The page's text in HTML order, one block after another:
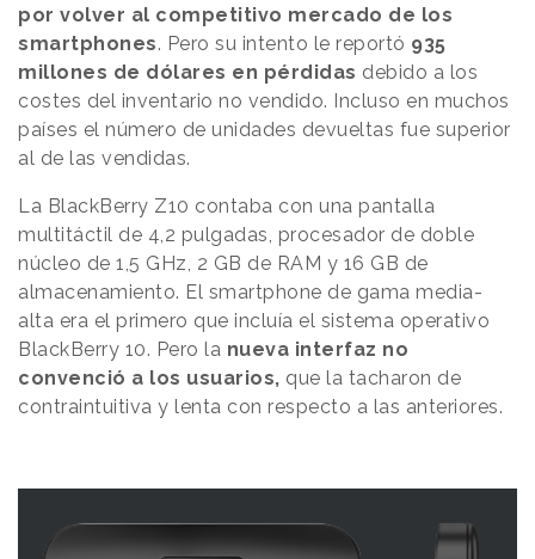
por volver al competitivo mercado de los
smartphones. Pero su intento le reportó 935
millones de dólares en pérdidas debido a los
costes del inventario no vendido. Incluso en muchos
países el número de unidades devueltas fue superior
al de las vendidas.
La BlackBerry Z10 contaba con una pantalla
multitáctil de 4,2 pulgadas, procesador de doble
núcleo de 1,5 GHz, 2 GB de RAM y 16 GB de
almacenamiento. El smartphone de gama media-
alta era el primero que incluía el sistema operativo
BlackBerry 10. Pero la nueva interfaz no
convenció a los usuarios, que la tacharon de
contraintuitiva y lenta con respecto a las anteriores.